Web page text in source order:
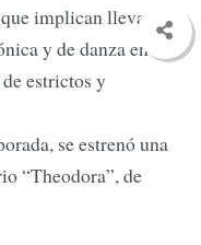
implican llevar
y de danza en
estrictos y
se estrenó una
“Theodora”, de